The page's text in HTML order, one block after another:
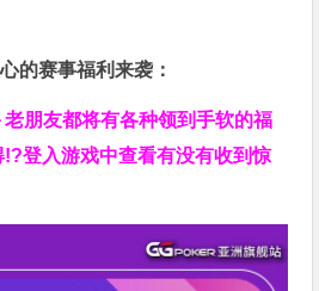
的赛事福利来袭：
朋友都将有各种领到手软的福
登入游戏中查看有没有收到惊